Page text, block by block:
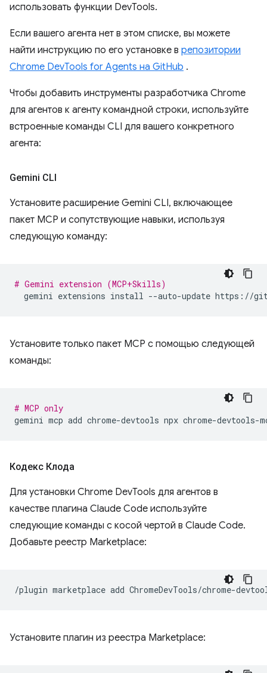
использовать функции DevTools.
Если вашего агента нет в этом списке, вы можете
найти инструкцию по его установке в репозитории
Chrome DevTools for Agents на GitHub .
Чтобы добавить инструменты разработчика Chrome
для агентов к агенту командной строки, используйте
встроенные команды CLI для вашего конкретного
агента:
Gemini CLI
Установите расширение Gemini CLI, включающее
пакет MCP и сопутствующие навыки, используя
следующую команду:
# Gemini extension (MCP+Skills)
gemini extensions install --auto-update
Установите только пакет MCP с помощью следующей
команды:
# MCP only
gemini mcp add chrome-devtools npx
Кодекс Клода
Для установки Chrome DevTools для агентов в
качестве плагина Claude Code используйте
следующие команды с косой чертой в Claude Code.
Добавьте реестр Marketplace:
/plugin marketplace add
Установите плагин из реестра Marketplace: